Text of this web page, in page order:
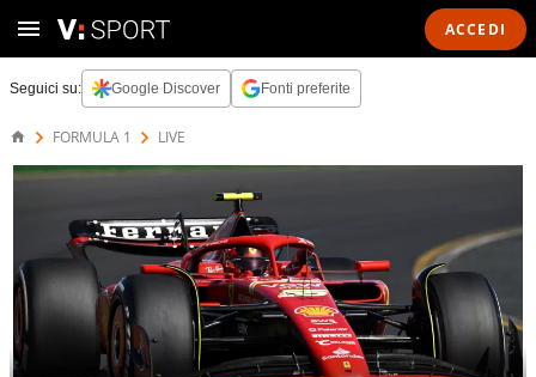
ACCEDI
Seguici su: Google Discover Fonti preferite
FORMULA 1 LIVE